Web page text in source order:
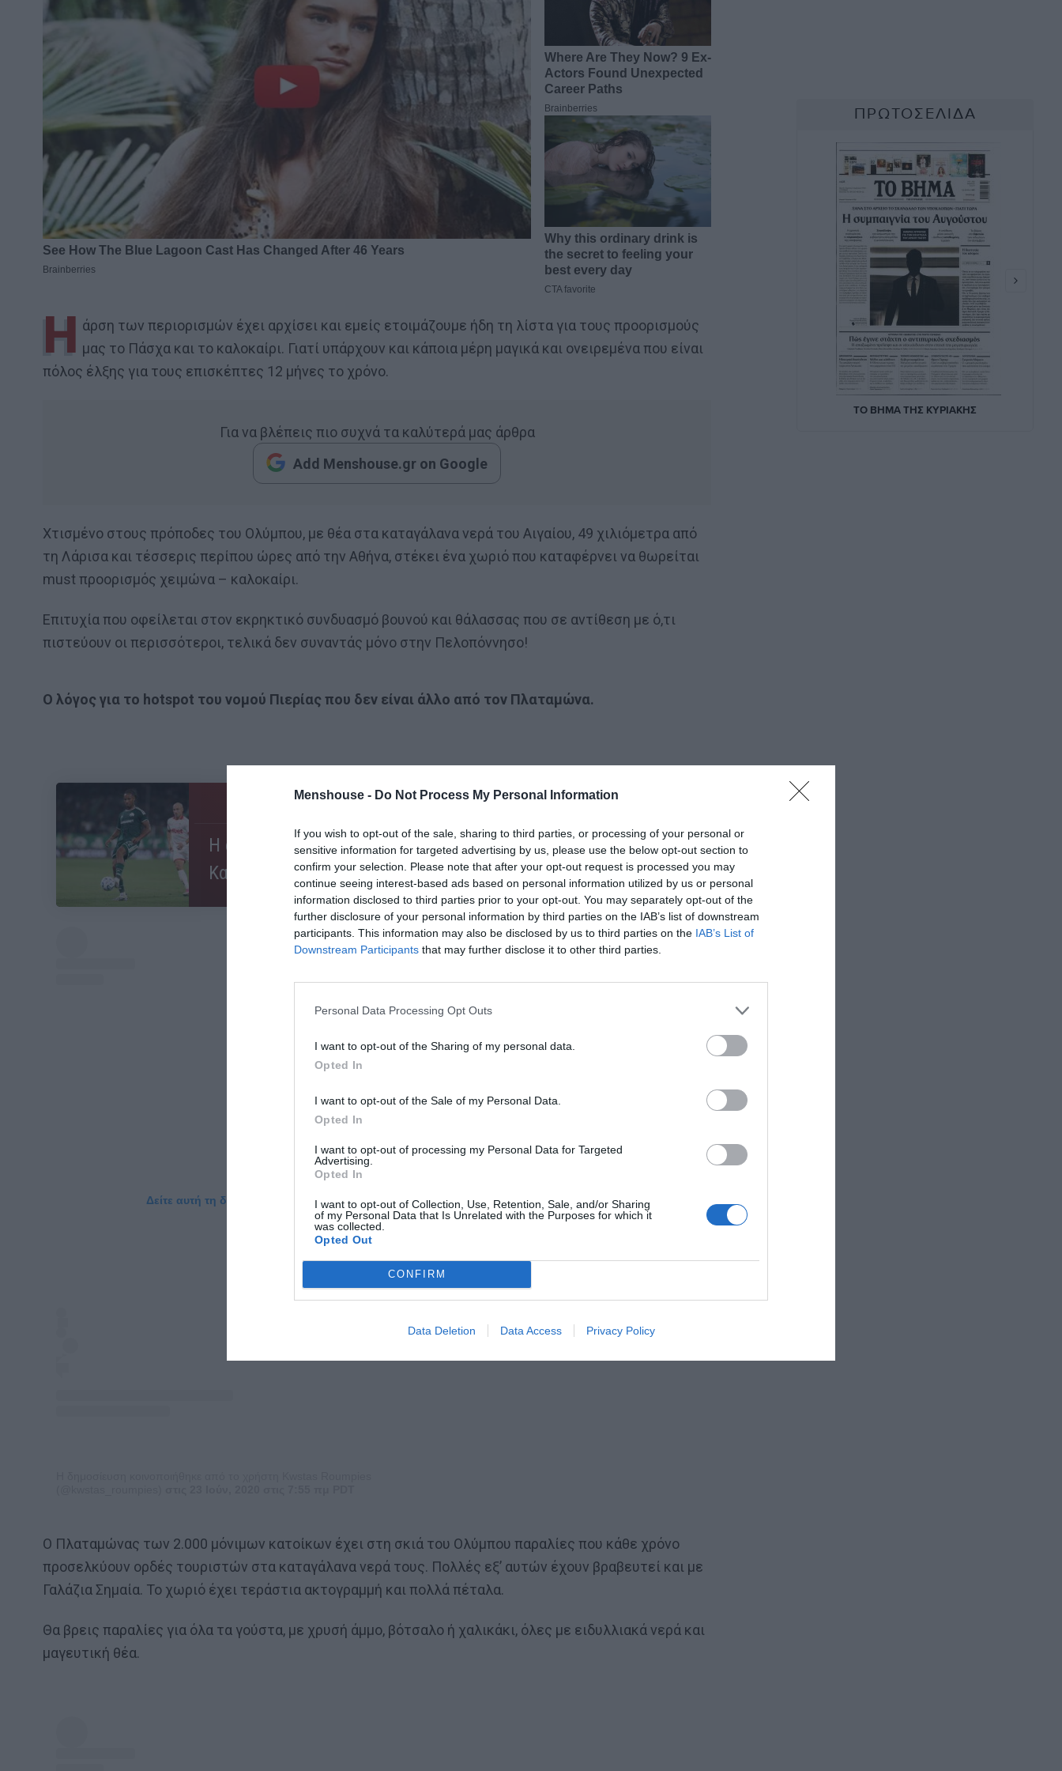
Menshouse - Do Not Process My Personal Information
If you wish to opt-out of the sale, sharing to third parties, or processing of your personal or
sensitive information for targeted advertising by us, please use the below opt-out section to
confirm your selection. Please note that after your opt-out request is processed you may
continue seeing interest-based ads based on personal information utilized by us or personal
information disclosed to third parties prior to your opt-out. You may separately opt-out of the
further disclosure of your personal information by third parties on the IAB’s list of downstream
participants. This information may also be disclosed by us to third parties on the IAB’s List of
Downstream Participants that may further disclose it to other third parties.
Personal Data Processing Opt Outs
I want to opt-out of the Sharing of my personal data.
Opted In
I want to opt-out of the Sale of my Personal Data.
Opted In
I want to opt-out of processing my Personal Data for Targeted
Advertising.
Opted In
I want to opt-out of Collection, Use, Retention, Sale, and/or Sharing
of my Personal Data that Is Unrelated with the Purposes for which it
was collected.
Opted Out
CONFIRM
Data Deletion Data Access Privacy Policy
Η άρση των περιορισμών έχει αρχίσει και εμείς ετοιμάζουμε ήδη τη λίστα για τους προορισμούς
μας το Πάσχα και το καλοκαίρι. Γιατί υπάρχουν και κάποια μέρη μαγικά και ονειρεμένα που είναι
πόλος έλξης για τους επισκέπτες 12 μήνες το χρόνο.
Για να βλέπεις πιο συχνά τα καλύτερά μας άρθρα
Add Menshouse.gr on Google
Χτισμένο στους πρόποδες του Ολύμπου, με θέα στα καταγάλανα νερά του Αιγαίου, 49 χιλιόμετρα από
τη Λάρισα και τέσσερις περίπου ώρες από την Αθήνα, στέκει ένα χωριό που καταφέρνει να θωρείται
must προορισμός χειμώνα – καλοκαίρι.
Επιτυχία που οφείλεται στον εκρηκτικό συνδυασμό βουνού και θάλασσας που σε αντίθεση με ό,τι
πιστεύουν οι περισσότεροι, τελικά δεν συναντάς μόνο στην Πελοπόννησο!
Ο λόγος για το hotspot του νομού Πιερίας που δεν είναι άλλο από τον Πλαταμώνα.
Η αλήθεια για τον Ετιέν
Καμαρά
Δείτε αυτή τη δημοσίευση στο Instagram.
Ο Πλαταμώνας των 2.000 μόνιμων κατοίκων έχει στη σκιά του Ολύμπου παραλίες που κάθε χρόνο
προσελκύουν ορδές τουριστών στα καταγάλανα νερά τους. Πολλές εξ’ αυτών έχουν βραβευτεί και με
Γαλάζια Σημαία. Το χωριό έχει τεράστια ακτογραμμή και πολλά πέταλα.
Θα βρεις παραλίες για όλα τα γούστα, με χρυσή άμμο, βότσαλο ή χαλικάκι, όλες με ειδυλλιακά νερά και
μαγευτική θέα.